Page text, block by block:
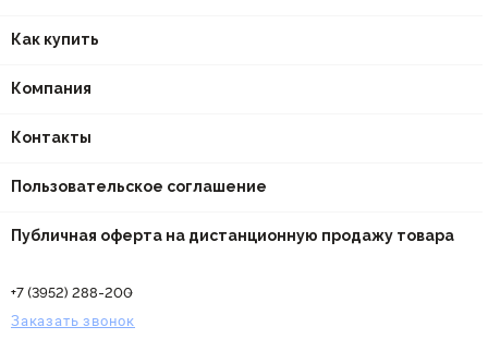
Как купить
Компания
Контакты
Пользовательское соглашение
Публичная оферта на дистанционную продажу товара
+7 (3952) 288-200
Заказать звонок